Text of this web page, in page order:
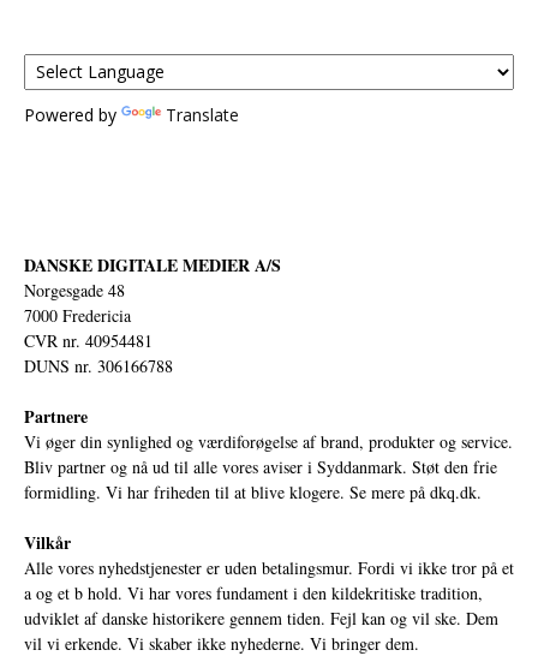
Powered by Translate
DANSKE DIGITALE MEDIER A/S
Norgesgade 48
7000 Fredericia
CVR nr. 40954481
DUNS nr. 306166788
Partnere
Vi øger din synlighed og værdiforøgelse af brand, produkter og service.
Bliv partner og nå ud til alle vores aviser i Syddanmark. Støt den frie
formidling. Vi har friheden til at blive klogere. Se mere på dkq.dk.
Vilkår
Alle vores nyhedstjenester er uden betalingsmur. Fordi vi ikke tror på et
a og et b hold. Vi har vores fundament i den kildekritiske tradition,
udviklet af danske historikere gennem tiden. Fejl kan og vil ske. Dem
vil vi erkende. Vi skaber ikke nyhederne. Vi bringer dem.